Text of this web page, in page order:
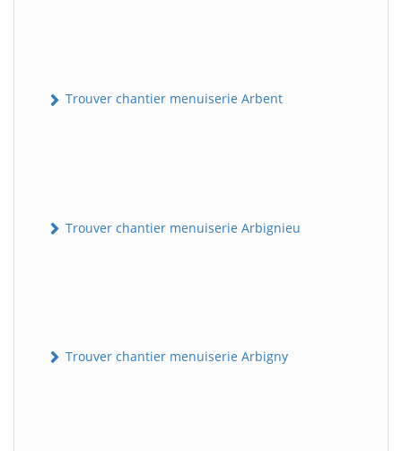
Trouver chantier menuiserie Arbent
Trouver chantier menuiserie Arbignieu
Trouver chantier menuiserie Arbigny